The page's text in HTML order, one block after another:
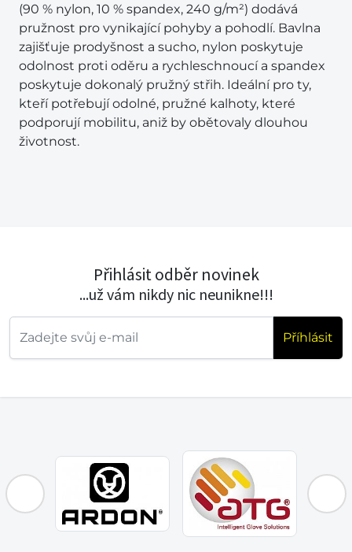
(90 % nylon, 10 % spandex, 240 g/m²) dodává
pružnost pro vynikající pohyby a pohodlí. Bavlna
zajišťuje prodyšnost a sucho, nylon poskytuje
odolnost proti oděru a rychleschnoucí a spandex
poskytuje dokonalý pružný střih. Ideální pro ty,
kteří potřebují odolné, pružné kalhoty, které
podporují mobilitu, aniž by obětovaly dlouhou
životnost.
Přihlásit odběr novinek
...už vám nikdy nic neunikne!!!
Příhlásit